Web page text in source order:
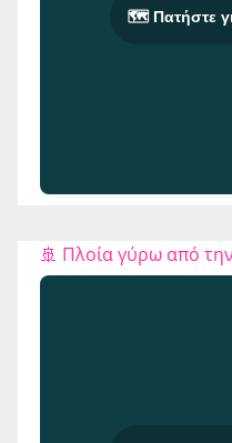
🗺️ Πατήστε
🚢 Πλοία γύρω από